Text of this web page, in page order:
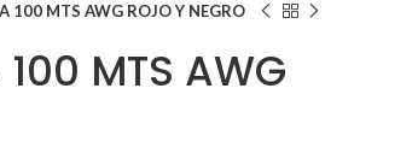
100 MTS AWG ROJO Y NEGRO
MTS AWG